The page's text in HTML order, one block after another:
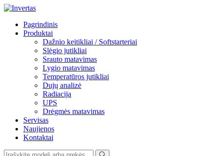
Pagrindinis
Produktai
Dažnio keitikliai / Softstarteriai
Slėgio jutikliai
Srauto matavimas
Lygio matavimas
Temperatūros jutikliai
Dujų analizė
Radiacija
UPS
Drėgmės matavimas
Servisas
Naujienos
Kontaktai